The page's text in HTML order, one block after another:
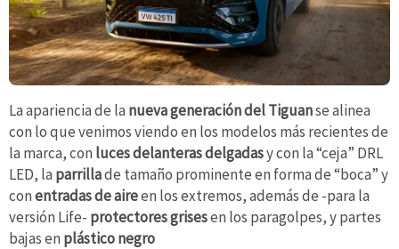
La apariencia de la nueva generación del Tiguanse alinea
con lo que venimos viendo en los modelos más recientes de
la marca, con luces delanteras delgadasy con la “ceja” DRL
LED, la parrillade tamaño prominente en forma de “boca” y
conentradas de aireen los extremos, además de -para la
versión Life- protectores grisesen los paragolpes, y partes
bajas en plástico negro